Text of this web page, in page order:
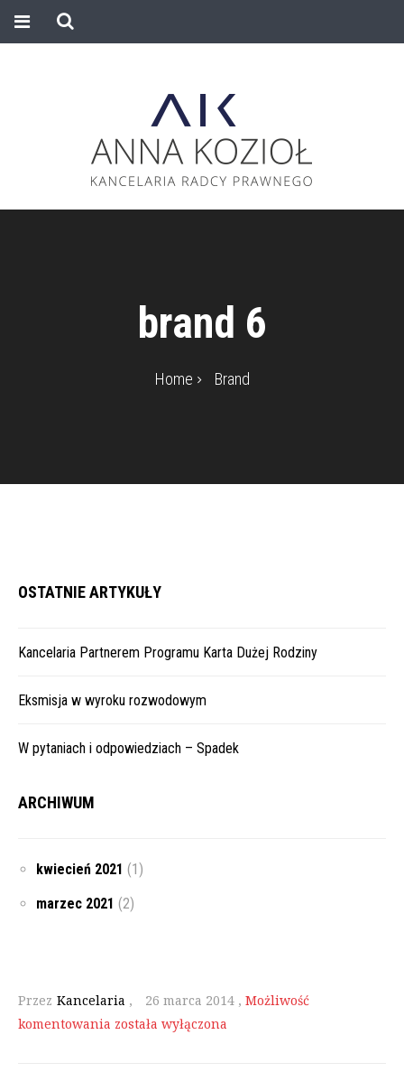
brand 6
Home Brand
OSTATNIE ARTYKUŁY
Kancelaria Partnerem Programu Karta Dużej Rodziny
Eksmisja w wyroku rozwodowym
W pytaniach i odpowiedziach – Spadek
ARCHIWUM
kwiecień 2021 (1)
marzec 2021 (2)
Przez Kancelaria , 26 marca 2014 , Możliwość
komentowania brand
została wyłączona